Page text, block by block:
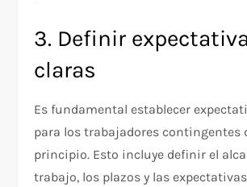
3. Definir
claras
Es fundamental establecer
para los trabajadores contingentes
principio. Esto incluye definir el
trabajo, los plazos y las